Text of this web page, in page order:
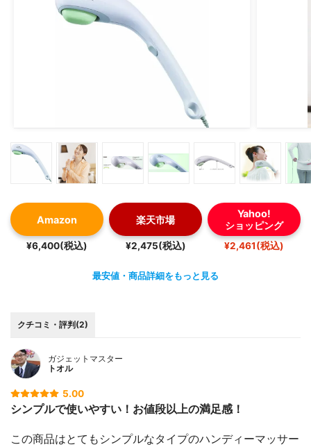
Amazon
¥6,400(税込)
楽天市場
¥2,475(税込)
Yahoo!
ショッピング
¥2,461(税込)
最安値・商品詳細をもっと見る
クチコミ・評判(2)
ガジェットマスター
トオル
5.00
シンプルで使いやすい！お値段以上の満足感！
この商品はとてもシンプルなタイプのハンディーマッサー